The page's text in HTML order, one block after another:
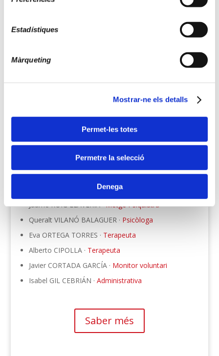
Estadístiques
Màrqueting
Mostrar-ne els detalls
Permet-les totes
Permetre la selecció
Denega
Psicoterapeuta
Elisabeth BORREGUERO COSTA ·Psicòloga i
Responsable terapèutica
Jaume ROIG LLAVERIA ·Metge Psiquiatra
Queralt VILANÓ BALAGUER · Psicòloga
Eva ORTEGA TORRES · Terapeuta
Alberto CIPOLLA · Terapeuta
Javier CORTADA GARCÍA · Monitor voluntari
Isabel GIL CEBRIÁN · Administrativa
Saber més